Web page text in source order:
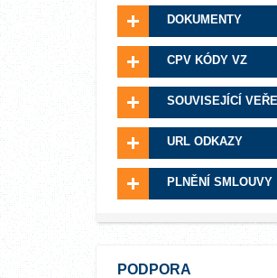
DOKUMENTY
CPV KÓDY VZ
SOUVISEJÍCÍ
URL ODKAZY
PLNĚNÍ SMLOUVY
PODPORA